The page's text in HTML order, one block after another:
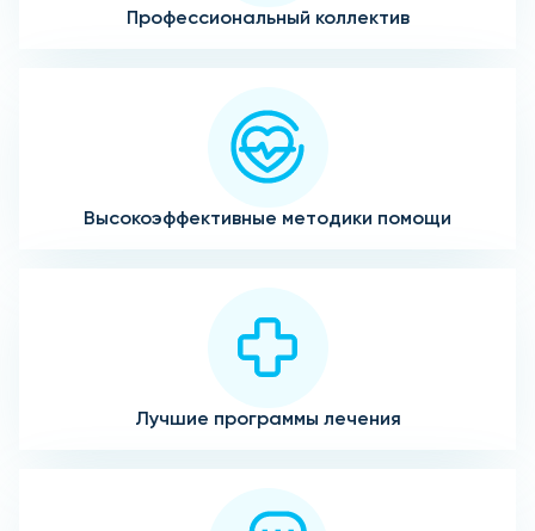
Профессиональный коллектив
Высокоэффективные методики помощи
Лучшие программы лечения